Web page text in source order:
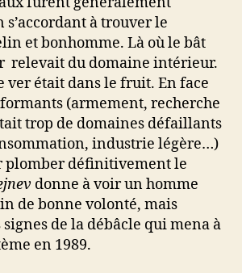
s’accordant à trouver le
et bonhomme. Là où le bât
relevait du domaine intérieur.
ver était dans le fruit. En face
(armement, recherche
trop de domaines défaillants
industrie légère…)
définitivement le
donne à voir un homme
de bonne volonté, mais
signes de la débâcle qui mena à
en 1989.